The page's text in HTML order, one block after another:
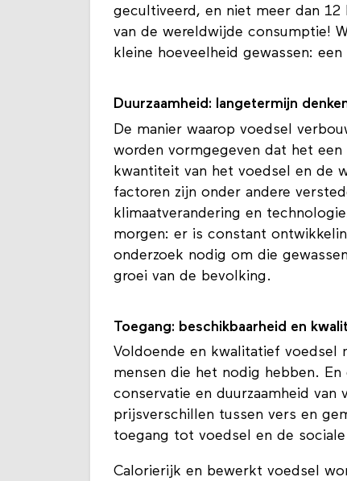
gecultiveerd, en niet meer dan 12
van de wereldwijde consumptie!
kleine hoeveelheid gewassen:
Duurzaamheid: langetermijn
De manier waarop voedsel
worden vormgegeven dat het
kwantiteit van het voedsel en de
factoren zijn onder andere
klimaatverandering en
morgen: er is constant
onderzoek nodig om die
groei van de bevolking.
Toegang: beschikbaarheid en
Voldoende en kwalitatief voedsel
mensen die het nodig hebben.
conservatie en duurzaamheid
prijsverschillen tussen vers en
toegang tot voedsel en de
Calorierijk en bewerkt voedsel